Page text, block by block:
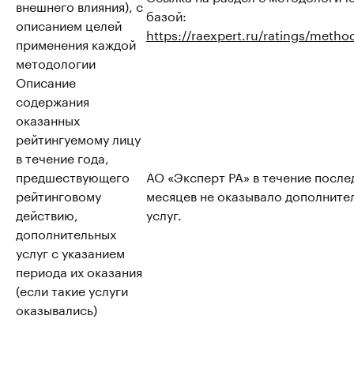
внешнего влияния), с
описанием целей
применения каждой
методологии
базой:
https://raexpert.ru/ratings/
Описание
содержания
оказанных
рейтингуемому лицу
в течение года,
предшествующего
рейтинговому
действию,
дополнительных
услуг с указанием
периода их оказания
(если такие услуги
оказывались)
АО «Эксперт РА» в течение
месяцев не оказывало
услуг.